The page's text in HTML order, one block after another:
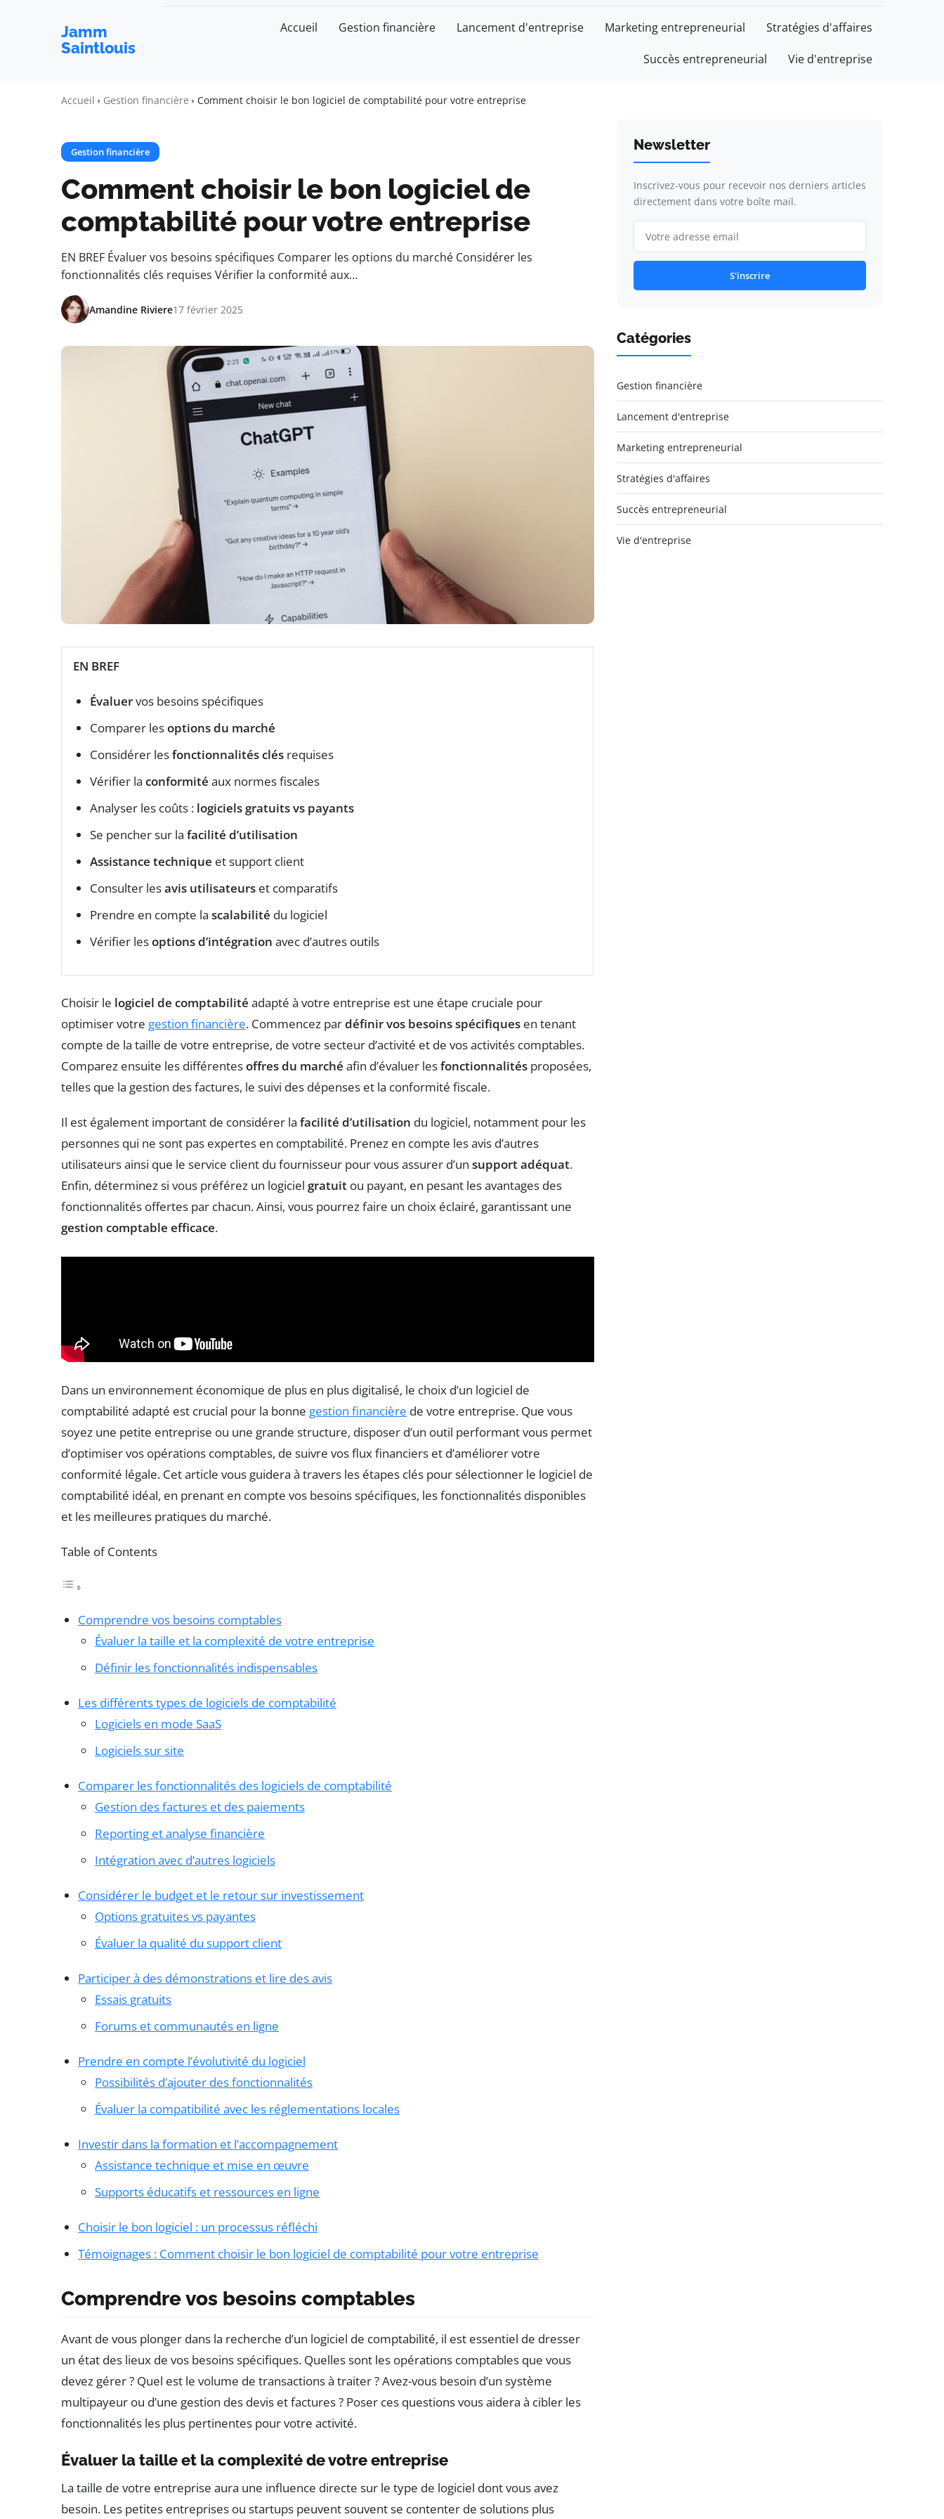
Jamm
Saintlouis
Accueil Gestion financière Lancement d'entreprise Marketing entrepreneurial Stratégies d'affaires
Succès entrepreneurial Vie d'entreprise
Accueil Gestion financière Comment choisir le bon logiciel de comptabilité pour votre entreprise
Gestion financière
Comment choisir le bon logiciel de
comptabilité pour votre entreprise
EN BREF Évaluer vos besoins spécifiques Comparer les options du marché Considérer les
fonctionnalités clés requises Vérifier la conformité aux…
Amandine Riviere17 février 2025
EN BREF
Évaluervos besoins spécifiques
Comparer lesoptions du marché
Considérer lesfonctionnalités clés requises
Vérifier la conformité aux normes fiscales
Analyser les coûts : logiciels gratuits vs payants
Se pencher sur la facilité d’utilisation
Assistance technique et support client
Consulter lesavis utilisateurs et comparatifs
Prendre en compte la scalabilité du logiciel
Vérifier lesoptions d’intégration avec d’autres outils
Choisir le logiciel de comptabilité adapté à votre entreprise est une étape cruciale pour
optimiser votre gestion financière. Commencez pardéfinir vos besoins spécifiques en tenant
compte de la taille de votre entreprise, de votre secteur d’activité et de vos activités comptables.
Comparez ensuite les différentesoffres du marché afin d’évaluer lesfonctionnalités proposées,
telles que la gestion des factures, le suivi des dépenses et la conformité fiscale.
Il est également important de considérer la facilité d’utilisation du logiciel, notamment pour les
personnes qui ne sont pas expertes en comptabilité. Prenez en compte les avis d’autres
utilisateurs ainsi que le service client du fournisseur pour vous assurer d’un support adéquat.
Enfin, déterminez si vous préférez un logiciel gratuit ou payant, en pesant les avantages des
fonctionnalités offertes par chacun. Ainsi, vous pourrez faire un choix éclairé, garantissant une
gestion comptable efficace.
Dans un environnement économique de plus en plus digitalisé, le choix d’un logiciel de
comptabilité adapté est crucial pour la bonne gestion financière de votre entreprise. Que vous
soyez une petite entreprise ou une grande structure, disposer d’un outil performant vous permet
d’optimiser vos opérations comptables, de suivre vos flux financiers et d’améliorer votre
conformité légale. Cet article vous guidera à travers les étapes clés pour sélectionner le logiciel de
comptabilité idéal, en prenant en compte vos besoins spécifiques, les fonctionnalités disponibles
et les meilleures pratiques du marché.
Table of Contents
Comprendre vos besoins comptables
Évaluer la taille et la complexité de votre entreprise
Définir les fonctionnalités indispensables
Les différents types de logiciels de comptabilité
Logiciels en mode SaaS
Logiciels sur site
Comparer les fonctionnalités des logiciels de comptabilité
Gestion des factures et des paiements
Reporting et analyse financière
Intégration avec d’autres logiciels
Considérer le budget et le retour sur investissement
Options gratuites vs payantes
Évaluer la qualité du support client
Participer à des démonstrations et lire des avis
Essais gratuits
Forums et communautés en ligne
Prendre en compte l’évolutivité du logiciel
Possibilités d’ajouter des fonctionnalités
Évaluer la compatibilité avec les réglementations locales
Investir dans la formation et l’accompagnement
Assistance technique et mise en œuvre
Supports éducatifs et ressources en ligne
Choisir le bon logiciel : un processus réfléchi
Témoignages : Comment choisir le bon logiciel de comptabilité pour votre entreprise
Comprendre vos besoins comptables
Avant de vous plonger dans la recherche d’un logiciel de comptabilité, il est essentiel de dresser
un état des lieux de vos besoins spécifiques. Quelles sont les opérations comptables que vous
devez gérer ? Quel est le volume de transactions à traiter ? Avez-vous besoin d’un système
multipayeur ou d’une gestion des devis et factures ? Poser ces questions vous aidera à cibler les
fonctionnalités les plus pertinentes pour votre activité.
Évaluer la taille et la complexité de votre entreprise
La taille de votre entreprise aura une influence directe sur le type de logiciel dont vous avez
besoin. Les petites entreprises ou startups peuvent souvent se contenter de solutions plus
Newsletter
Inscrivez-vous pour recevoir nos derniers articles
directement dans votre boîte mail.
S'inscrire
Catégories
Gestion financière
Lancement d'entreprise
Marketing entrepreneurial
Stratégies d'affaires
Succès entrepreneurial
Vie d'entreprise